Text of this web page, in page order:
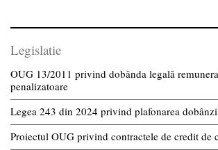
Legislatie
OUG 13/2011 privind dobânda legală
penalizatoare
Legea 243 din 2024 privind plafonarea
Proiectul OUG privind contractele de credit de